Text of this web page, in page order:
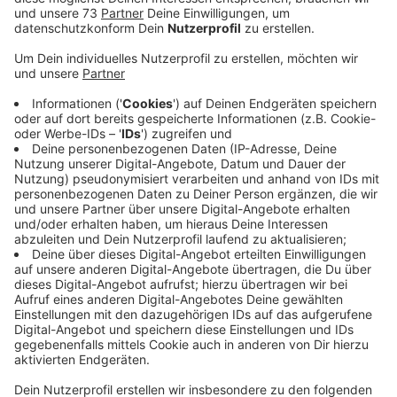
sonntags geschlossen.
Donnerstag, 02.09.2021 07:32
Neue Öffnungszeiten im Impfzentrum
Nordvelen
Anzeige
Das Impfzentrum in Nordvelen bereitet sich langsam
auf die Schließung vor. Sonntags ist es bereits ab
kommendem Wochenende (04./05.09.) geschlossen.
Wer sich gegen Corona impfen lassen möchte, kann
das im Impfzentrum also nur noch von montags bis